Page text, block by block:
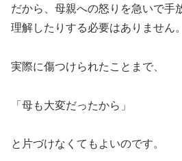
だから、母親への怒りを急いで手
理解したりする必要はありません。
実際に傷つけられたことまで、
「母も大変だったから」
と片づけなくてもよいのです。